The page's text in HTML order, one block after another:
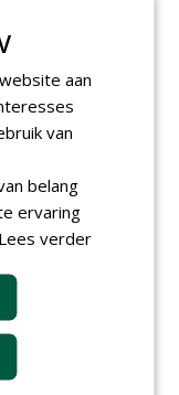
aan
van
belang
ervaring
Lees verder